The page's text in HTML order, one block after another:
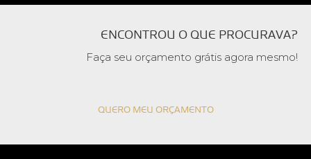
ENCONTROU O QUE PROCURAVA?
Faça seu orçamento grátis agora mesmo!
QUERO MEU ORÇAMENTO